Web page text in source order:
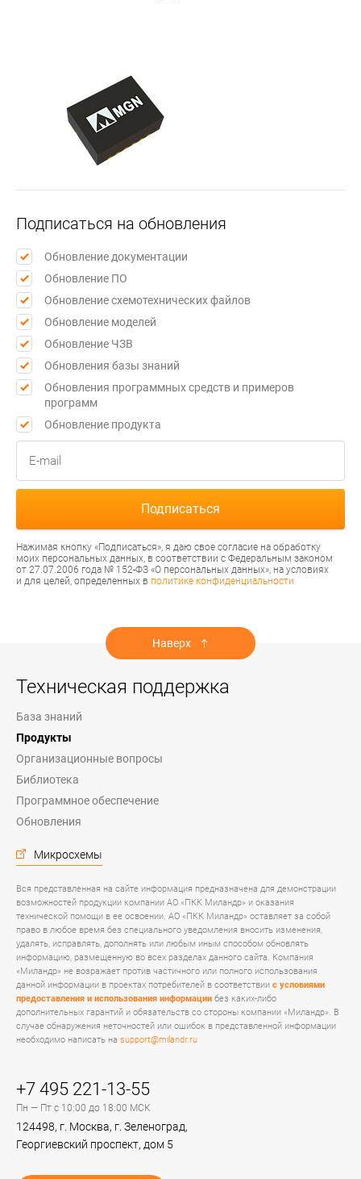
Подписаться на обновления
Обновление документации
Обновление ПО
Обновление схемотехнических файлов
Обновление моделей
Обновление ЧЗВ
Обновления базы знаний
Обновления программных средств и примеров
программ
Обновление продукта
Нажимая кнопку «Подписаться», я даю свое согласие на обработку
моих персональных данных, в соответствии с Федеральным законом
от 27.07.2006 года № 152-ФЗ «О персональных данных», на условиях
и для целей, определенных в политике конфиденциальности
Наверх
Техническая поддержка
База знаний
Продукты
Организационные вопросы
Библиотека
Программное обеспечение
Обновления
Микросхемы
Вся представленная на сайте информация предназначена для демонстрации
возможностей продукции компании АО «ПКК Миландр» и оказания
технической помощи в ее освоении. АО «ПКК Миландр» оставляет за собой
право в любое время без специального уведомления вносить изменения,
удалять, исправлять, дополнять или любым иным способом обновлять
информацию, размещенную во всех разделах данного сайта. Компания
«Миландр» не возражает против частичного или полного использования
данной информации в проектах потребителей в соответствии с условиями
предоставления и использования информации без каких-либо
дополнительных гарантий и обязательств со стороны компании «Миландр». В
случае обнаружения неточностей или ошибок в представленной информации
необходимо написать на support@milandr.ru
+7 495 221-13-55
Пн — Пт с 10:00 до 18:00 МСК
124498, г. Москва, г. Зеленоград,
Георгиевский проспект, дом 5